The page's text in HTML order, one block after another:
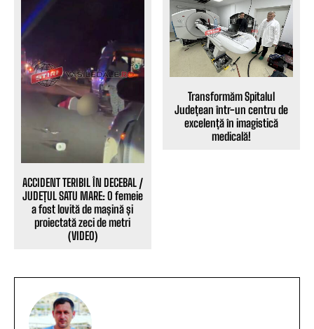
ACCIDENT TERIBIL ÎN DECEBAL /
JUDEȚUL SATU MARE: O femeie
a fost lovită de mașină și
proiectată zeci de metri
(VIDEO)
Transformăm Spitalul
Județean într-un centru de
excelență în imagistică
medicală!